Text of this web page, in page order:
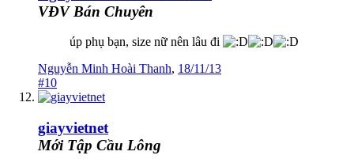
VĐV Bán Chuyên
úp phụ bạn, size nữ nên lâu đi
Nguyễn Minh Hoài Thanh, 18/11/13
#10
giayvietnet
Mới Tập Cầu Lông